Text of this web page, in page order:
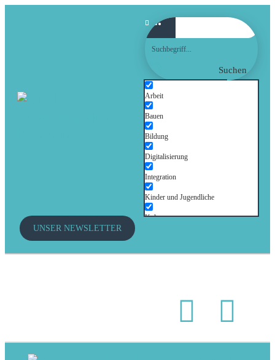
Suchen
Arbeit
Bauen
Bildung
Digitalisierung
Integration
Kinder und Jugendliche
Kultur
Stadtentwicklung
UNSER NEWSLETTER